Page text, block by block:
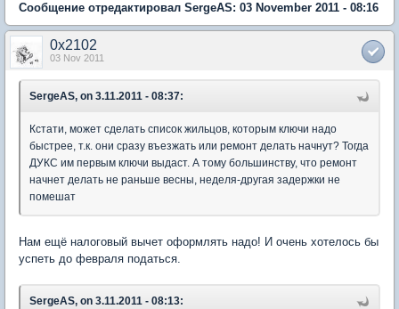
Сообщение отредактировал SergeAS: 03 November 2011 - 08:16
0x2102
03 Nov 2011
SergeAS, on 3.11.2011 - 08:37:
Кстати, может сделать список жильцов, которым ключи надо
быстрее, т.к. они сразу въезжать или ремонт делать начнут? Тогда
ДУКС им первым ключи выдаст. А тому большинству, что ремонт
начнет делать не раньше весны, неделя-другая задержки не
помешат
Нам ещё налоговый вычет оформлять надо! И очень хотелось бы
успеть до февраля податься.
SergeAS, on 3.11.2011 - 08:13: